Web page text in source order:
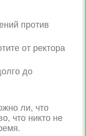
против
от ректора
до
ли, что
что никто не